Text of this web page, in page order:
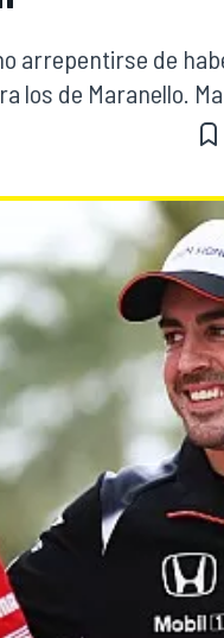
E
arrepentirse de
los de Maranello.